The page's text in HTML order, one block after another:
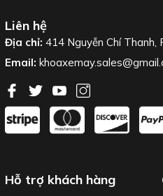
Liên hệ
Địa chỉ: 414 Nguyễn Chí Thanh,
Email:
Hỗ trợ khách hàng